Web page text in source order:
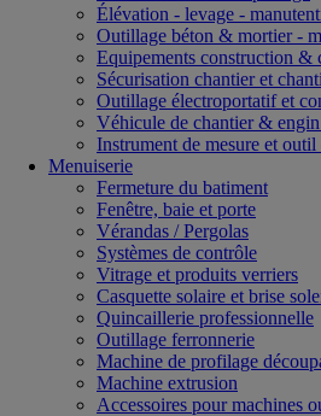
Élévation - levage -
Outillage béton & mortier -
Equipements construction &
Sécurisation chantier et
Outillage électroportatif et
Véhicule de chantier &
Instrument de mesure et
Menuiserie
Fermeture du batiment
Fenêtre, baie et porte
Vérandas / Pergolas
Systèmes de contrôle
Vitrage et produits verriers
Casquette solaire et brise
Quincaillerie professionnelle
Outillage ferronnerie
Machine de profilage
Machine extrusion
Accessoires pour machines